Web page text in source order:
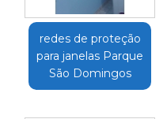
redes de proteção
para janelas Parque
São Domingos